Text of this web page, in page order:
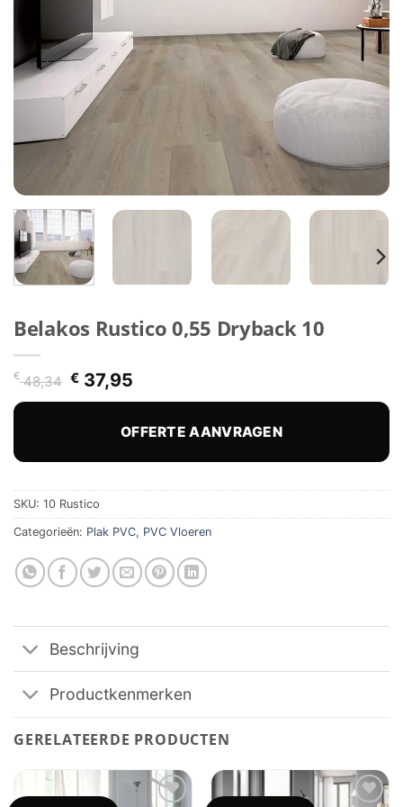
Belakos Rustico 0,55 Dryback 10
€48,34 Oorspronkelijke
prijs
€ 48,34.
€37,95Huidige
prijs
€ 37,95.
OFFERTE AANVRAGEN
SKU: 10 Rustico
Categorieën: Plak PVC, PVC Vloeren
Beschrijving
Productkenmerken
GERELATEERDE PRODUCTEN